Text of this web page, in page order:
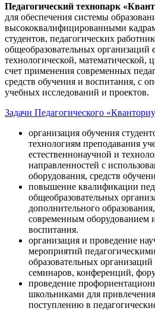
Педагогический технопарк
для обеспечения системы
высококвалифицированными
студентов, педагогических
общеобразовательных организаций
технологической, математической,
счет применения современных
средств обучения и воспитания, с
учебных исследований и проектов.
Задачи Педагогического
организация обучения
технологиям преподавания
естественнонаучной и
направленностей с
оборудования, средств
повышение квалификации
общеобразовательных
дополнительного
современным оборудованием
воспитания.
организация и проведение
мероприятий
образовательных организаций
семинаров, конференций,
проведение
школьниками для
поступлению в